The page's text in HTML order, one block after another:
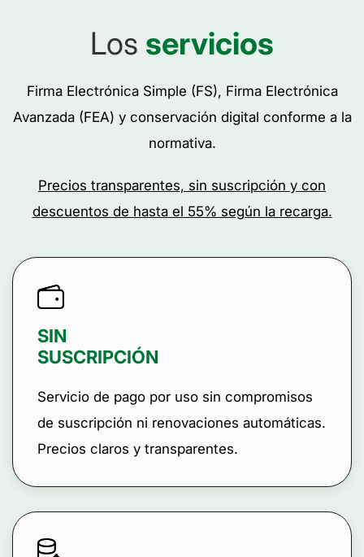
Los servicios
Firma Electrónica Simple (FS), Firma Electrónica
Avanzada (FEA) y conservación digital conforme a la
normativa.
Precios transparentes, sin suscripción y con
descuentos de hasta el 55% según la recarga.
SIN
SUSCRIPCIÓN
Servicio de pago por uso sin compromisos
de suscripción ni renovaciones automáticas.
Precios claros y transparentes.